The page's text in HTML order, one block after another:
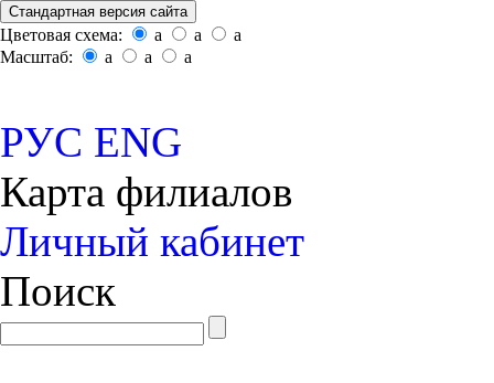
Стандартная версия сайта
Цветовая схема: a a
a
Масштаб:
a a a
РУС ENG
Карта филиалов
Личный кабинет
Поиск